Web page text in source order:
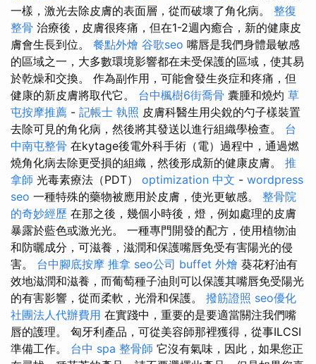
一樣，激光去除皮膚的表面層，從而破壞了角化病。 整復
整骨 治療後，皮膚很疼痛，但在1-2週內癒合，新的健康皮
膚會生長到位。 餐點外燴 谷歌seo 嘴唇是我們身體最敏感
的區域之一，大多數環境影響都在未受保護的區域，使其易
於乾燥和交換。 作為副作用，可能會發生炎症和疼痛，但
健康的新皮膚將取代它。 台中楓樹6街喬骨 囊腫和燒灼 草
屯按摩推薦 - 記帳士 執照 皮膚科醫生用尖銳的勺子樣裝置
去除可見的角化病，然後將其發送以進行組織學檢查。 台
中南屯整骨 在kytage後電外科手術（電）過程中，通過燃
燒角化病去除更受損的組織，然後形成新的健康皮膚。 推
拿師 光毒素療法（PDT） optimization 中文 - wordpress
seo 一種特殊的藥物被應用於皮膚，使光更敏感。 整骨院
的奇妙經歷 在那之後，幾個小時後，燈，例如處理的皮膚
暴露於藍色或激光光。 一種專門開發的配方，使用植物油
和防曬成分，可滋養，滋潤和保護嘴唇免受有害陽光的侵
害。 台中腳底按摩 推拿 seo公司 buffet 外燴 葵花籽油有
效地滋潤和滋養，而葡萄種子油則可以保護其嘴唇免受陽光
的有害影響，從而柔軟，光滑和保護。 撥筋證照 seo優化
社團法人代辦費用 在實踐中，重要的是要適當關注我們嘴
唇的護理。 匈牙利產品，可從美容師那裡獲得，從事ILCSI
準備工作。 台中 spa 整骨師 它沒有氣味，因此，如果您正